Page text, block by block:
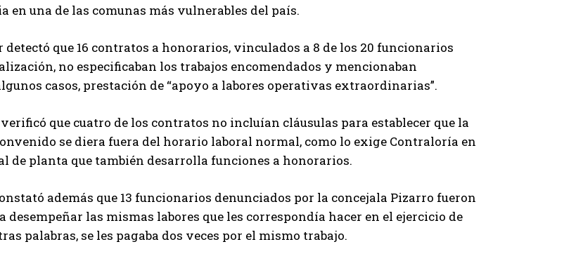
en una de las comunas más vulnerables del país.
que 16 contratos a honorarios, vinculados a 8 de los 20 funcionarios
no especificaban los trabajos encomendados y mencionaban
casos, prestación de “apoyo a labores operativas extraordinarias”.
que cuatro de los contratos no incluían cláusulas para establecer que la
se diera fuera del horario laboral normal, como lo exige Contraloría en
de planta que también desarrolla funciones a honorarios.
además que 13 funcionarios denunciados por la concejala Pizarro fueron
desempeñar las mismas labores que les correspondía hacer en el ejercicio de
palabras, se les pagaba dos veces por el mismo trabajo.